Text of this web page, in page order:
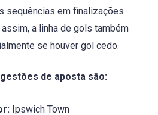
sequências em finalizações
a linha de gols também
se houver gol cedo.
de aposta são:
Ipswich Town